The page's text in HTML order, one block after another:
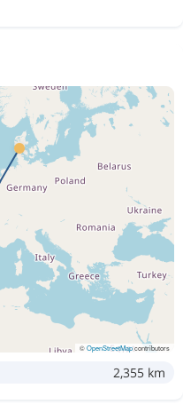
©OpenStreetMapcontributors
2,355 km